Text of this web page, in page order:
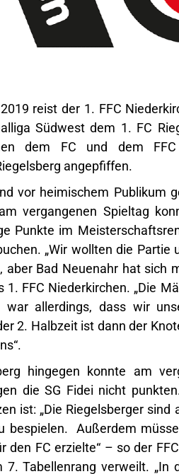
reist der 1. FFC
Südwest dem 1. FC
dem FC und dem
angepfiffen.
vor heimischem Publikum
vergangenen Spieltag
Punkte im
„Wir wollten die Partie
aber Bad Neuenahr hat sich
1. FFC Niederkirchen. „Die
allerdings, dass wir
2. Halbzeit ist dann der
hingegen konnte am
die SG Fidei nicht
ist: „Die Riegelsberger
bespielen. Außerdem
den FC erzielte“ – so der
Tabellenrang verweilt. „In